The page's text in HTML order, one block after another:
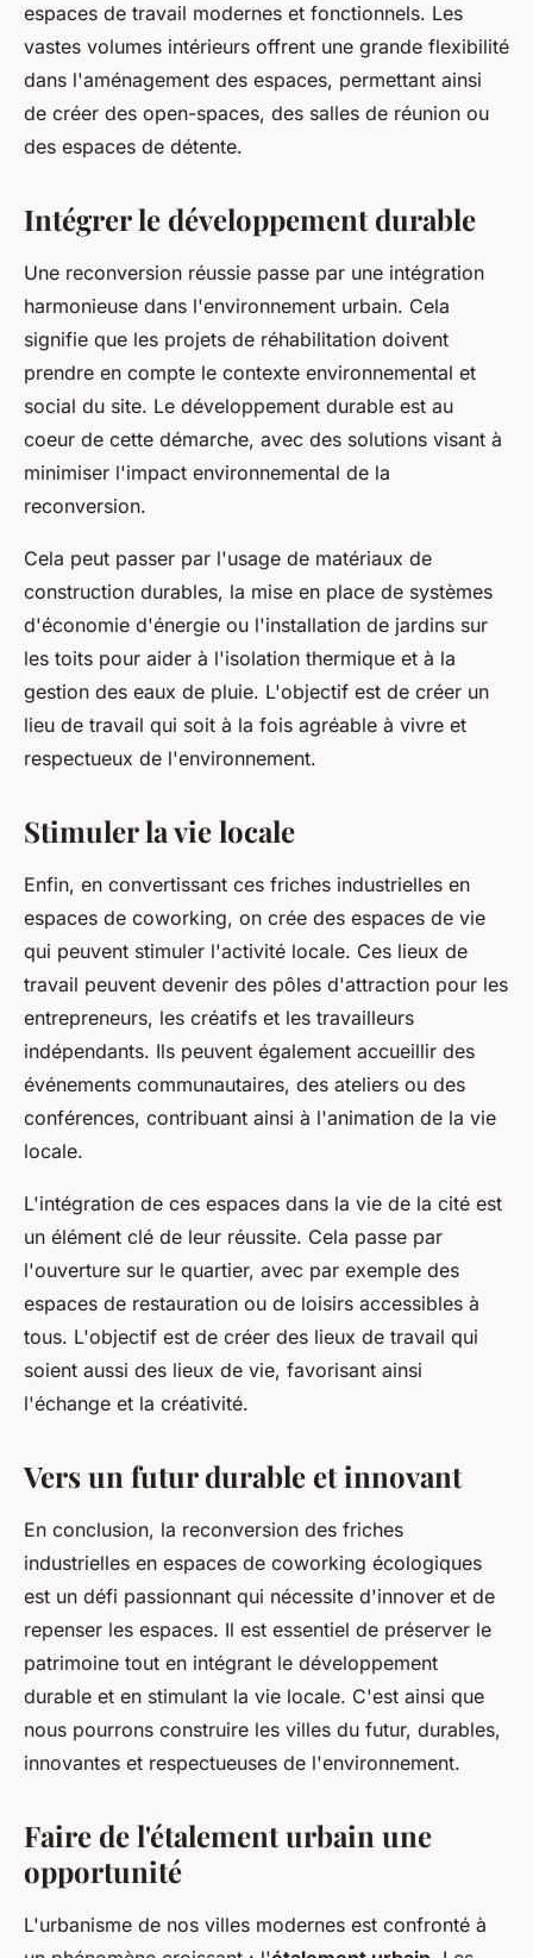
espaces de travail modernes et fonctionnels. Les
vastes volumes intérieurs offrent une grande flexibilité
dans l'aménagement des espaces, permettant ainsi
de créer des open-spaces, des salles de réunion ou
des espaces de détente.
Intégrer le développement durable
Une reconversion réussie passe par une intégration
harmonieuse dans l'environnement urbain. Cela
signifie que les projets de réhabilitation doivent
prendre en compte le contexte environnemental et
social du site. Le développement durable est au
coeur de cette démarche, avec des solutions visant à
minimiser l'impact environnemental de la
reconversion.
Cela peut passer par l'usage de matériaux de
construction durables, la mise en place de systèmes
d'économie d'énergie ou l'installation de jardins sur
les toits pour aider à l'isolation thermique et à la
gestion des eaux de pluie. L'objectif est de créer un
lieu de travail qui soit à la fois agréable à vivre et
respectueux de l'environnement.
Stimuler la vie locale
Enfin, en convertissant ces friches industrielles en
espaces de coworking, on crée des espaces de vie
qui peuvent stimuler l'activité locale. Ces lieux de
travail peuvent devenir des pôles d'attraction pour les
entrepreneurs, les créatifs et les travailleurs
indépendants. Ils peuvent également accueillir des
événements communautaires, des ateliers ou des
conférences, contribuant ainsi à l'animation de la vie
locale.
L'intégration de ces espaces dans la vie de la cité est
un élément clé de leur réussite. Cela passe par
l'ouverture sur le quartier, avec par exemple des
espaces de restauration ou de loisirs accessibles à
tous. L'objectif est de créer des lieux de travail qui
soient aussi des lieux de vie, favorisant ainsi
l'échange et la créativité.
Vers un futur durable et innovant
En conclusion, la reconversion des friches
industrielles en espaces de coworking écologiques
est un défi passionnant qui nécessite d'innover et de
repenser les espaces. Il est essentiel de préserver le
patrimoine tout en intégrant le développement
durable et en stimulant la vie locale. C'est ainsi que
nous pourrons construire les villes du futur, durables,
innovantes et respectueuses de l'environnement.
Faire de l'étalement urbain une
opportunité
L'urbanisme de nos villes modernes est confronté à